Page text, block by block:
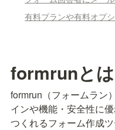
有料プランや有料オプ
formrunとは
formrun（フォームラン
インや機能・安全性に
つくれるフォーム作成ツ